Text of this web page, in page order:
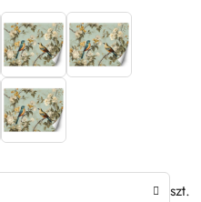
szt.